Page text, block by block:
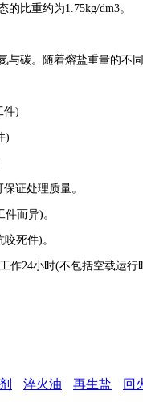
比重约为1.75kg/dm3。
碳。随着熔盐重量的不
件)
)
证处理质量。
而异)。
死件)。
24小时(不包括空载运
淬火油 再生盐 回